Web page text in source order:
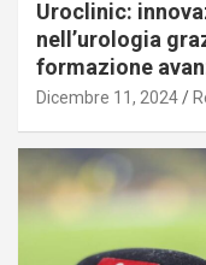
Uroclinic:
nell’urologia
formazione
Dicembre 11, 2024